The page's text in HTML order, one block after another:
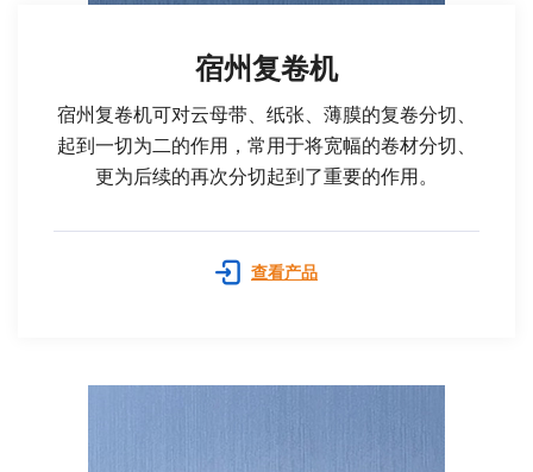
宿州复卷机
宿州复卷机可对云母带、纸张、薄膜的复卷分切、
起到一切为二的作用，常用于将宽幅的卷材分切、
更为后续的再次分切起到了重要的作用。
查看产品